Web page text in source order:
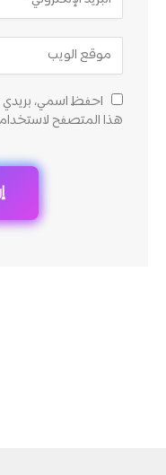
احفظ اسمي، بريدي
هذا المتصفح